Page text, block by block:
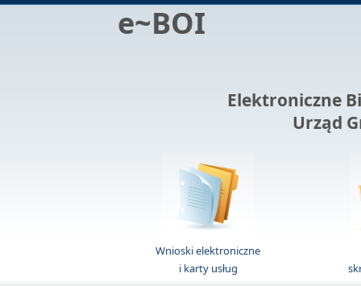
e~BOI
Elektroniczne
Urząd
Wnioski elektroniczne
i karty usług